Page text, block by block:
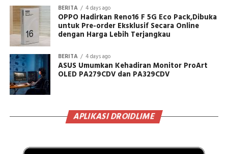
BERITA 4 days ago
OPPO Hadirkan Reno16 F 5G Eco Pack,Dibuka
untuk Pre-order Eksklusif Secara Online
dengan Harga Lebih Terjangkau
BERITA 4 days ago
ASUS Umumkan Kehadiran Monitor ProArt
OLED PA279CDV dan PA329CDV
APLIKASI DROIDLIME